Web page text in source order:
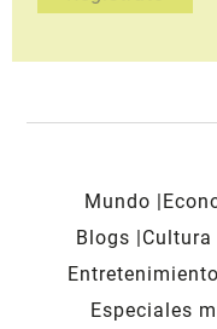
Mundo
Blogs
Cultura
Entretenimiento
Especiales